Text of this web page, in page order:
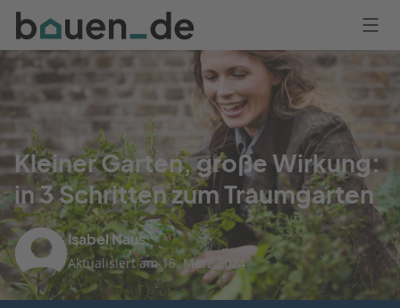
Bauen
Logo
Anmelden
Kleiner Garten, große Wirkung:
in 3 Schritten zum Traumgarten
Isabel Naus
Aktualisiert am 15. März 2024